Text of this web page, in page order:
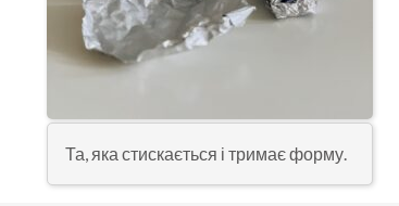
Та, яка стискається і тримає форму.